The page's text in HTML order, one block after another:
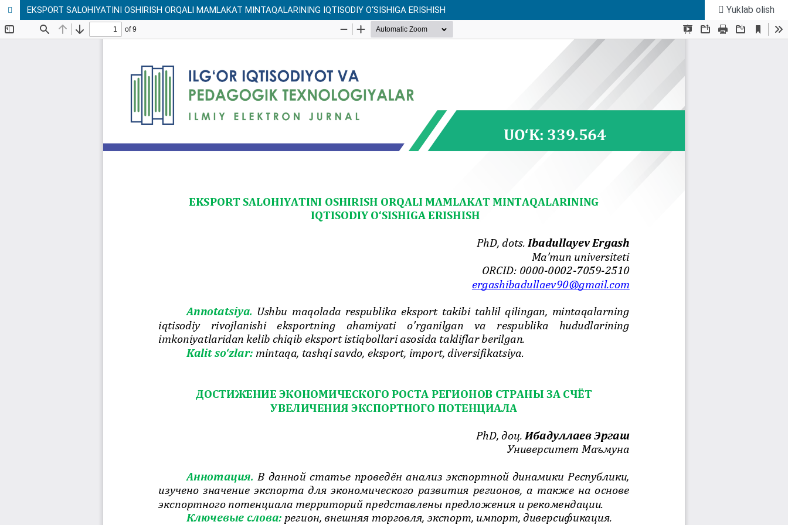
EKSPORT SALOHIYATINI OSHIRISH ORQALI MAMLAKAT MINTAQALARINING IQTISODIY O‘SISHIGA ERISHISH Yuklab olish